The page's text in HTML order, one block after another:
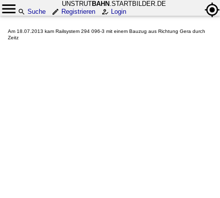
UNSTRUTBAHN .STARTBILDER.DE
Suche
Registrieren Login
Am 18.07.2013 kam Railsystem 294 096-3 mit einem Bauzug aus Richtung Gera durch
Zeitz